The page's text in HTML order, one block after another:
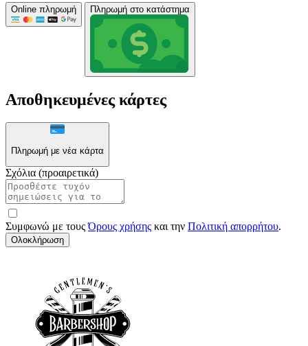
Online πληρωμή Πληρωμή στο κατάστημα
Αποθηκευμένες κάρτες
Πληρωμή με νέα κάρτα
Σχόλια (προαιρετικά)
Συμφωνώ με τουςΌρους χρήσης και την Πολιτική απορρήτου.
Ολοκλήρωση